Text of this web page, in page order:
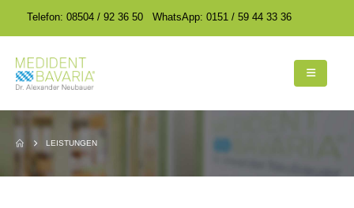
Telefon: 08504 / 92 36 50 WhatsApp: 0151 / 59 44 33 36
LEISTUNGEN